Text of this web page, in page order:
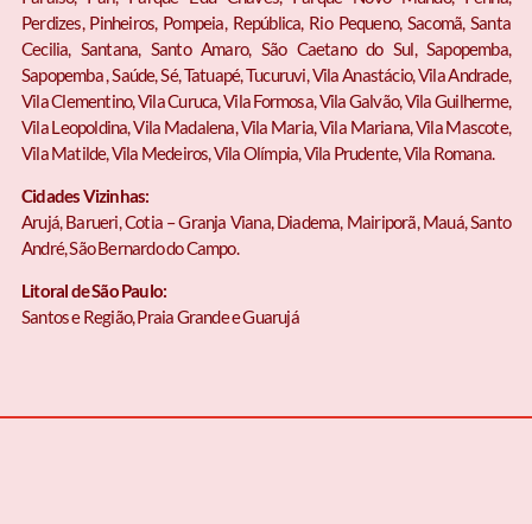
Perdizes, Pinheiros, Pompeia, República, Rio Pequeno, Sacomã, Santa
Cecilia, Santana, Santo Amaro, São Caetano do Sul, Sapopemba,
Sapopemba , Saúde, Sé, Tatuapé, Tucuruvi, Vila Anastácio, Vila Andrade,
Vila Clementino, Vila Curuca, Vila Formosa, Vila Galvão, Vila Guilherme,
Vila Leopoldina, Vila Madalena, Vila Maria, Vila Mariana, Vila Mascote,
Vila Matilde, Vila Medeiros, Vila Olímpia, Vila Prudente, Vila Romana.
Cidades Vizinhas:
Arujá, Barueri, Cotia – Granja Viana, Diadema, Mairiporã, Mauá, Santo
André, São Bernardo do Campo.
Litoral de São Paulo:
Santos e Região, Praia Grande e Guarujá